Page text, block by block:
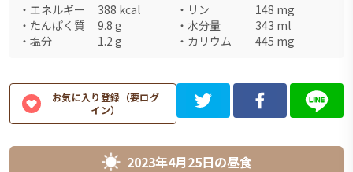
・ エネルギー 388 kcal ・ リン 148 mg
・ たんぱく質 9.8 g ・ 水分量 343 ml
・ 塩分 1.2 g ・ カリウム 445 mg
お気に入り登録（要ログ
イン）
2023年4月25日の昼食